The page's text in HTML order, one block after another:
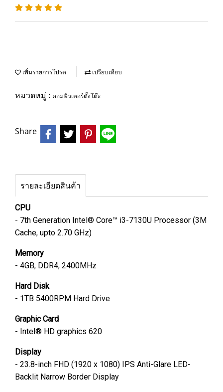
เพิ่มรายการโปรด เปรียบเทียบ
หมวดหมู่ : คอมพิวเตอร์ตั้งโต๊ะ
Share
รายละเอียดสินค้า
CPU
- 7th Generation Intel® Core™ i3-7130U Processor (3M
Cache, upto 2.70 GHz)
Memory
- 4GB, DDR4, 2400MHz
Hard Disk
- 1TB 5400RPM Hard Drive
Graphic Card
- Intel® HD graphics 620
Display
- 23.8-inch FHD (1920 x 1080) IPS Anti-Glare LED-
Backlit Narrow Border Display